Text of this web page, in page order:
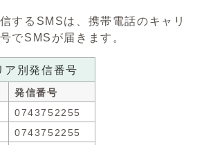
するSMSは、携帯電話のキャリ
でSMSが届きます。
ア別発信番号
発信番号
0743752255
0743752255